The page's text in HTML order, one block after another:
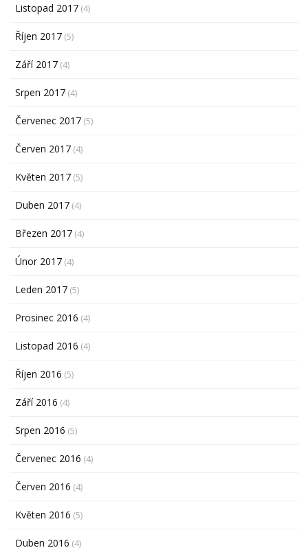
Listopad 2017 (4)
Říjen 2017 (5)
Září 2017 (4)
Srpen 2017 (4)
Červenec 2017 (5)
Červen 2017 (4)
Květen 2017 (5)
Duben 2017 (4)
Březen 2017 (4)
Únor 2017 (4)
Leden 2017 (5)
Prosinec 2016 (4)
Listopad 2016 (4)
Říjen 2016 (5)
Září 2016 (4)
Srpen 2016 (5)
Červenec 2016 (4)
Červen 2016 (4)
Květen 2016 (5)
Duben 2016 (4)